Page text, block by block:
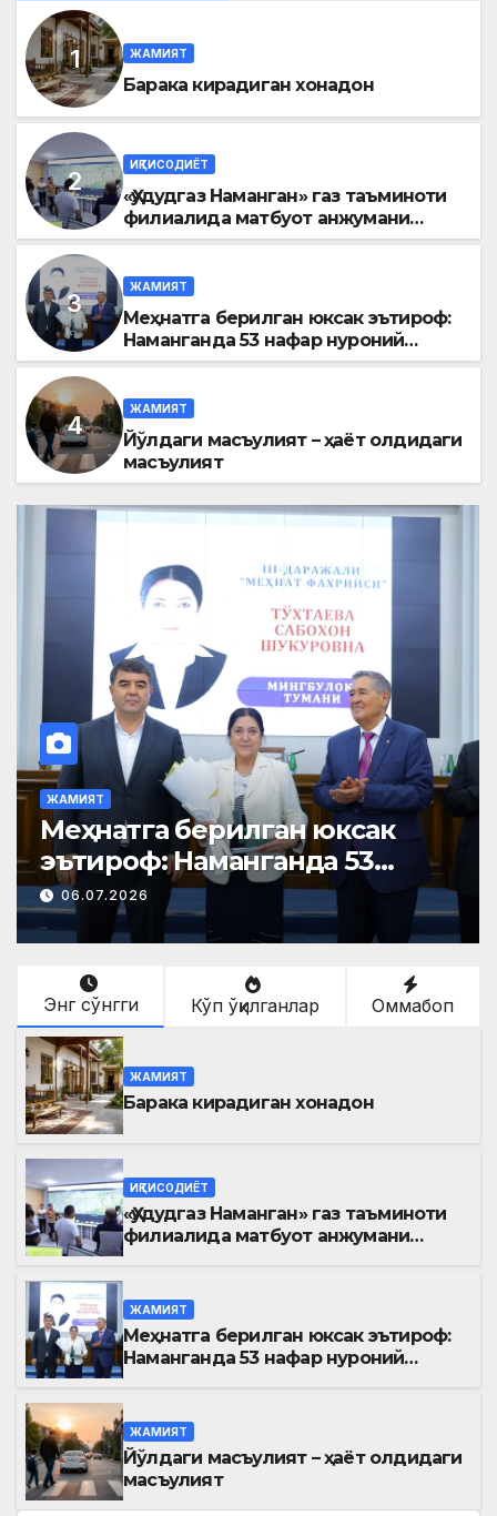
ЖАМИЯТ
Барака кирадиган хонадон
ИҚТИСОДИЁТ
«Ҳудудгаз Наманган» газ таъминоти
филиалида матбуот анжумани
ўтказилди
ЖАМИЯТ
Меҳнатга берилган юксак эътироф:
Наманганда 53 нафар нуроний
«Меҳнат фахрийси» кўкрак нишони
ЖАМИЯТ
Йўлдаги масъулият – ҳаёт олдидаги
масъулият
ЖАМИЯТ
Меҳнатга берилган юксак
эътироф: Наманганда 53
нафар нуроний «Меҳнат
фахрийси» кўкрак нишони
билан тақдирланди
06.07.2026
Энг сўнгги Кўп ўқилганлар Оммабоп
ЖАМИЯТ
Барака кирадиган хонадон
ИҚТИСОДИЁТ
«Ҳудудгаз Наманган» газ таъминоти
филиалида матбуот анжумани
ЖАМИЯТ
Меҳнатга берилган юксак эътироф:
Наманганда 53 нафар нуроний
ЖАМИЯТ
Йўлдаги масъулият – ҳаёт олдидаги
масъулият